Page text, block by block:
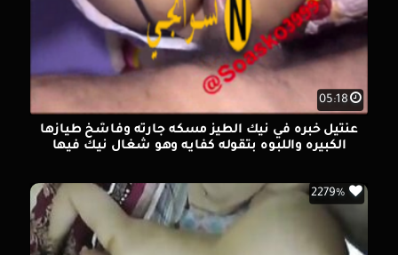
05:18
عنتيل خبره في نيك الطيز مسكه جارته وفاشخ طيازها
الكبيره واللبوه بتقوله كفايه وهو شغال نيك فيها
2279%